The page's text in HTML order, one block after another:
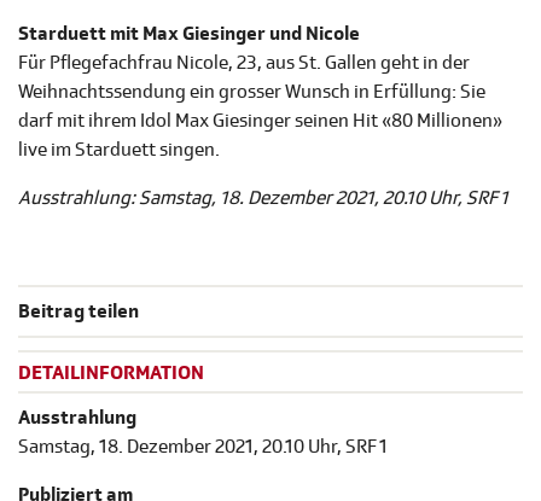
Starduett mit Max Giesinger und Nicole
Für Pflegefachfrau Nicole, 23, aus St. Gallen geht in der
Weihnachtssendung ein grosser Wunsch in Erfüllung: Sie
darf mit ihrem Idol Max Giesinger seinen Hit «80 Millionen»
live im Starduett singen.
Ausstrahlung: Samstag, 18. Dezember 2021, 20.10 Uhr, SRF 1
Beitrag teilen
DETAILINFORMATION
Ausstrahlung
Samstag, 18. Dezember 2021, 20.10 Uhr, SRF 1
Publiziert am